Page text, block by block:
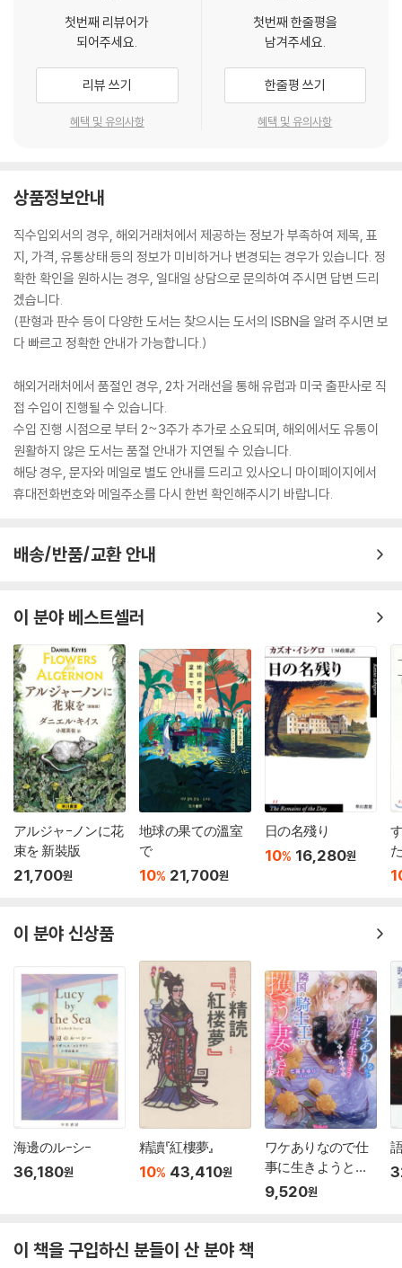
첫번째 리뷰어가
되어주세요.
리뷰 쓰기
혜택 및 유의사항
첫번째 한줄평을
남겨주세요.
한줄평 쓰기
혜택 및 유의사항
상품정보안내
직수입외서의 경우, 해외거래처에서 제공하는 정보가 부족하여 제목, 표
지, 가격, 유통상태 등의 정보가 미비하거나 변경되는 경우가 있습니다. 정
확한 확인을 원하시는 경우, 일대일 상담으로 문의하여 주시면 답변 드리
겠습니다.
(판형과 판수 등이 다양한 도서는 찾으시는 도서의 ISBN을 알려 주시면 보
다 빠르고 정확한 안내가 가능합니다.)
해외거래처에서 품절인 경우, 2차 거래선을 통해 유럽과 미국 출판사로 직
접 수입이 진행될 수 있습니다.
수입 진행 시점으로 부터 2~3주가 추가로 소요되며, 해외에서도 유통이
원활하지 않은 도서는 품절 안내가 지연될 수 있습니다.
해당 경우, 문자와 메일로 별도 안내를 드리고 있사오니 마이페이지에서
휴대전화번호와 메일주소를 다시 한번 확인해주시기 바랍니다.
배송/반품/교환 안내
이 분야 베스트셀러
アルジャ-ノンに花
束を 新裝版
21,700원
地球の果ての溫室
で
10% 21,700원
日の名殘り
10% 16,280원
이 분야 신상품
海邊のル-シ-
36,180원
精讀『紅樓夢』
10% 43,410원
ワケありなので仕
事に生きようとし
ていたら
9,520원
이 책을 구입하신 분들이 산 분야 책